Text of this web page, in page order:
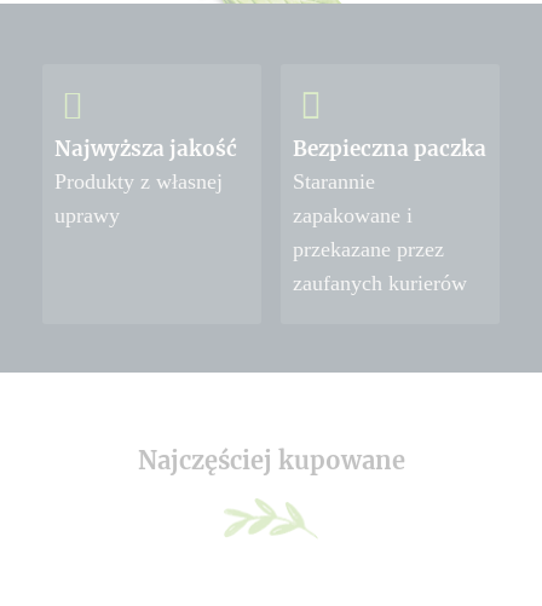
Najwyższa jakość
Produkty z własnej
uprawy
Bezpieczna paczka
Starannie
zapakowane i
przekazane przez
zaufanych kurierów
Najczęściej kupowane